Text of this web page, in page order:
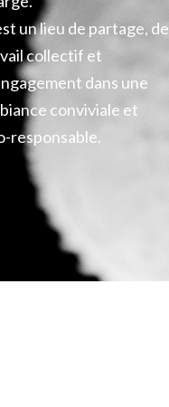
un lieu de partage, de
collectif et
dans une
conviviale et
responsable.